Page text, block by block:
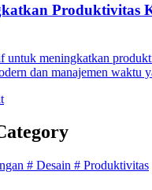
Produktivitas
untuk meningkatkan
dan manajemen waktu
# Desain # Produktivitas